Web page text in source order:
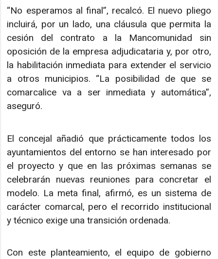
“No esperamos al final”, recalcó. El nuevo pliego
incluirá, por un lado, una cláusula que permita la
cesión del contrato a la Mancomunidad sin
oposición de la empresa adjudicataria y, por otro,
la habilitación inmediata para extender el servicio
a otros municipios. “La posibilidad de que se
comarcalice va a ser inmediata y automática”,
aseguró.
El concejal añadió que prácticamente todos los
ayuntamientos del entorno se han interesado por
el proyecto y que en las próximas semanas se
celebrarán nuevas reuniones para concretar el
modelo. La meta final, afirmó, es un sistema de
carácter comarcal, pero el recorrido institucional
y técnico exige una transición ordenada.
Con este planteamiento, el equipo de gobierno